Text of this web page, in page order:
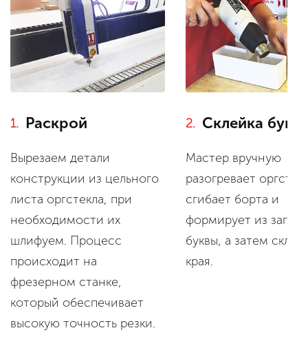
1. Раскрой
Вырезаем детали
конструкции из цельного
листа оргстекла, при
необходимости их
шлифуем. Процесс
происходит на
фрезерном станке,
который обеспечивает
высокую точность резки.
2. Склейка букв
Мастер вручную
разогревает
сгибает борта и
формирует из
буквы, а затем
края.